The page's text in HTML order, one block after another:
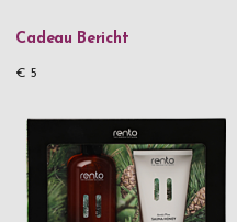
Cadeau Bericht
€ 5